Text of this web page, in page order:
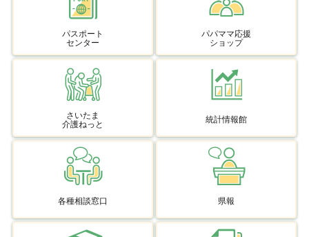
パスポート
センター
パパママ応援
ショップ
さいたま
介護ねっと
統計情報館
各種相談窓口 県報